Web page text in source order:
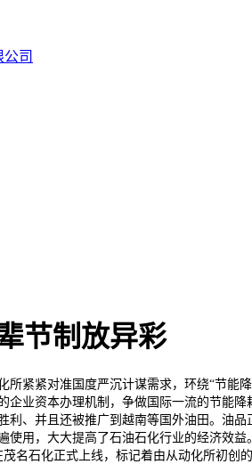
节制放异彩
紧对准国度严沉计谋需求，环绕“节能
企业资本办理机制，争做国际一流的节能
利、并且还被推广到越南等国外油田。油
使用，大大提高了石油石化行业的经济效
名石化正式上线，标记着由从动化所初